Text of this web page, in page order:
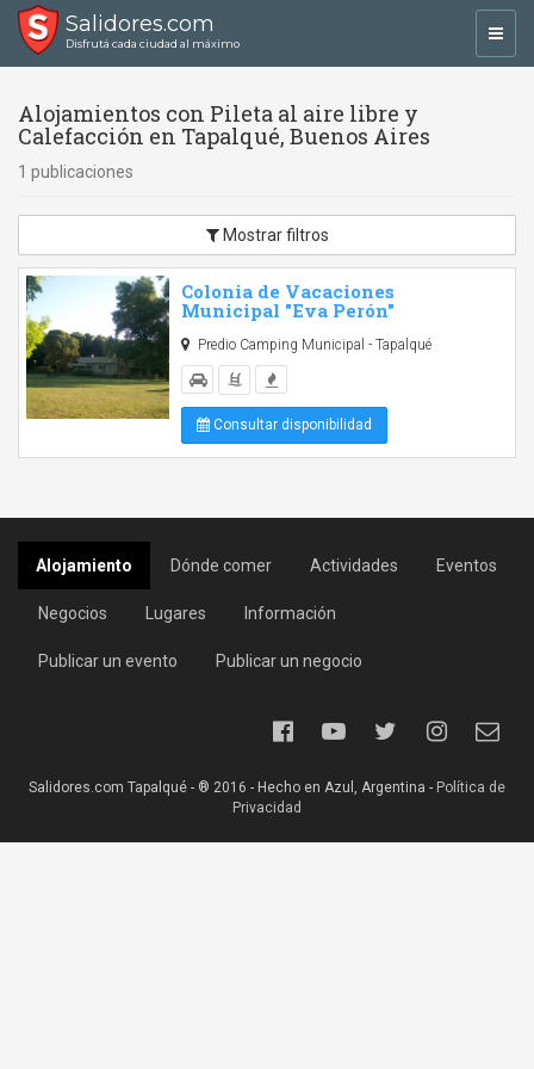
Salidores.com
Disfrutá cada ciudad al máximo
Alojamientos con Pileta al aire libre y
Calefacción en Tapalqué, Buenos Aires
1 publicaciones
Mostrar filtros
Colonia de Vacaciones
Municipal "Eva Perón"
Predio Camping Municipal - Tapalqué
Consultar disponibilidad
Alojamiento Dónde comer Actividades Eventos
Negocios Lugares Información
Publicar un evento Publicar un negocio
Salidores.com Tapalqué - ® 2016 - Hecho en Azul, Argentina - Política de
Privacidad